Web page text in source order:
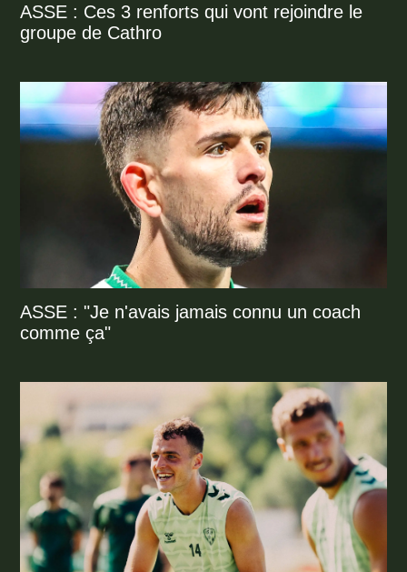
ASSE : Ces 3 renforts qui vont rejoindre le
groupe de Cathro
ASSE : "Je n'avais jamais connu un coach
comme ça"